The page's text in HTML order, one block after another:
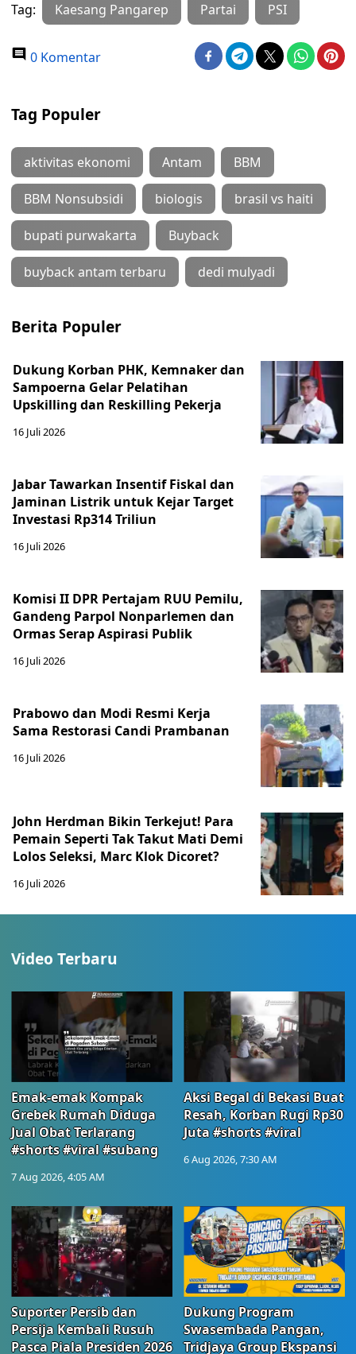
Tag: Kaesang Pangarep Partai PSI
0 Komentar
Tag Populer
aktivitas ekonomi Antam BBM
BBM Nonsubsidi biologis brasil vs haiti
bupati purwakarta Buyback
buyback antam terbaru dedi mulyadi
Berita Populer
Dukung Korban PHK, Kemnaker dan
Sampoerna Gelar Pelatihan
Upskilling dan Reskilling Pekerja
16 Juli 2026
Jabar Tawarkan Insentif Fiskal dan
Jaminan Listrik untuk Kejar Target
Investasi Rp314 Triliun
16 Juli 2026
Komisi II DPR Pertajam RUU Pemilu,
Gandeng Parpol Nonparlemen dan
Ormas Serap Aspirasi Publik
16 Juli 2026
Prabowo dan Modi Resmi Kerja
Sama Restorasi Candi Prambanan
16 Juli 2026
John Herdman Bikin Terkejut! Para
Pemain Seperti Tak Takut Mati Demi
Lolos Seleksi, Marc Klok Dicoret?
16 Juli 2026
Video Terbaru
Emak-emak Kompak
Grebek Rumah Diduga
Jual Obat Terlarang
#shorts #viral #subang
7 Aug 2026, 4:05 AM
Aksi Begal di Bekasi Buat
Resah, Korban Rugi Rp30
Juta #shorts #viral
6 Aug 2026, 7:30 AM
Suporter Persib dan
Persija Kembali Rusuh
Pasca Piala Presiden 2026
Dukung Program
Swasembada Pangan,
Tridjaya Group Ekspansi